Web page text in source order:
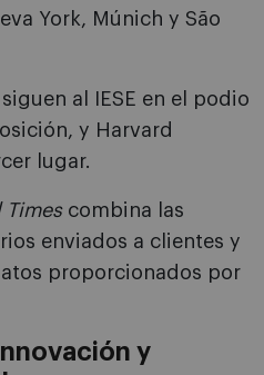
York, Múnich y São
al IESE en el podio
y Harvard
lugar.
Timescombina las
enviados a clientes y
proporcionados por
y